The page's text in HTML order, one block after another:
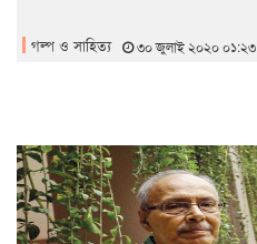
গল্প ও সাহিত্য ৩০ জুলাই ২০২০ ০১:২৩